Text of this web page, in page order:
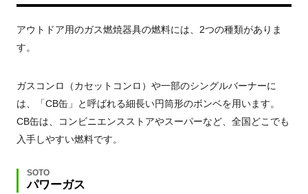
アウトドア用のガス燃焼器具の燃料には、2つの種類がありま
す。
ガスコンロ（カセットコンロ）や一部のシングルバーナーに
は、「CB缶」と呼ばれる細長い円筒形のボンベを用います。
CB缶は、コンビニエンスストアやスーパーなど、全国どこでも
入手しやすい燃料です。
SOTO
パワーガス